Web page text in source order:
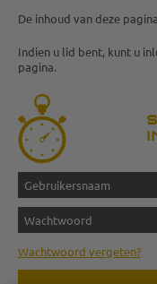
De inhoud van deze
Indien u lid bent, kunt u
pagina.
Wachtwoord vergeten?